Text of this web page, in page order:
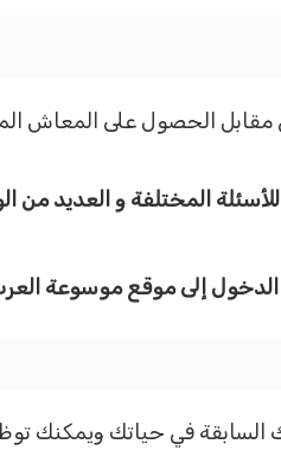
مقابل الحصول على المعاش
المختلفة و العديد
الدخول إلى موقع موسوعة
السابقة في حياتك ويمكنك